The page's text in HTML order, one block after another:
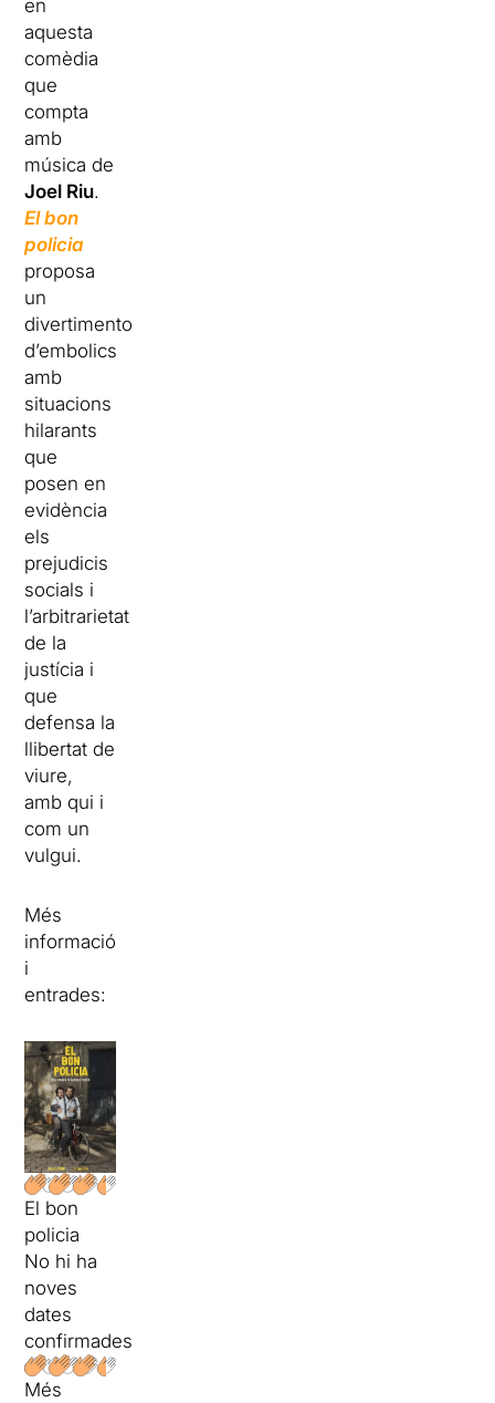
en
aquesta
comèdia
que
compta
amb
música de
Joel Riu.
El bon
policia
proposa
un
divertimento
d’embolics
amb
situacions
hilarants
que
posen en
evidència
els
prejudicis
socials i
l’arbitrarietat
de la
justícia i
que
defensa la
llibertat de
viure,
amb qui i
com un
vulgui.
Més
informació
i
entrades:
El bon
policia
No hi ha
noves
dates
confirmades
Més